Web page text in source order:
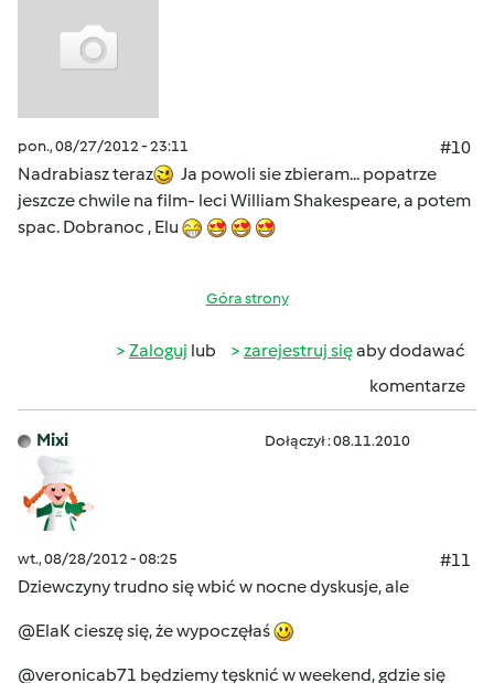
pon., 08/27/2012 - 23:11
#10
Nadrabiasz teraz
Ja powoli sie zbieram... popatrze
jeszcze chwile na film- leci William Shakespeare, a potem
spac. Dobranoc , Elu
Góra strony
Zaloguj lub zarejestruj sięaby dodawać
komentarze
Mixi Dołączył : 08.11.2010
wt., 08/28/2012 - 08:25
#11
Dziewczyny trudno się wbić w nocne dyskusje, ale
@ElaK cieszę się, że wypoczęłaś
@veronicab71 będziemy tęsknić w weekend, gdzie się